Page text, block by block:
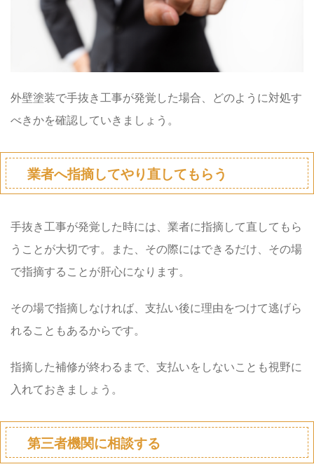
外壁塗装で手抜き工事が発覚した場合、どのように対処す
べきかを確認していきましょう。
業者へ指摘してやり直してもらう
手抜き工事が発覚した時には、業者に指摘して直してもら
うことが大切です。また、その際にはできるだけ、その場
で指摘することが肝心になります。
その場で指摘しなければ、支払い後に理由をつけて逃げら
れることもあるからです。
指摘した補修が終わるまで、支払いをしないことも視野に
入れておきましょう。
第三者機関に相談する